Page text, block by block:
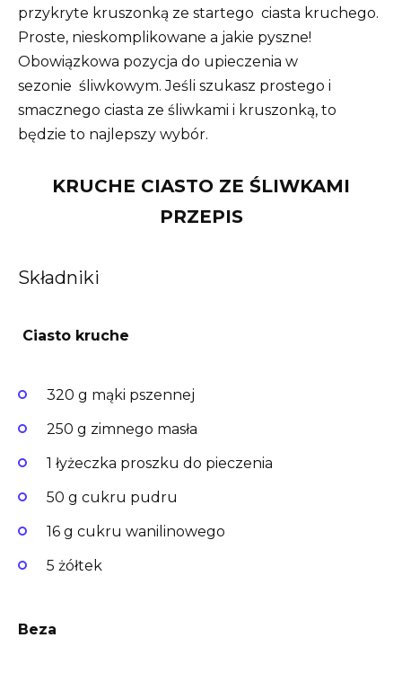
przykryte kruszonką ze startego ciasta kruchego.
Proste, nieskomplikowane a jakie pyszne!
Obowiązkowa pozycja do upieczenia w
sezonie śliwkowym. Jeśli szukasz prostego i
smacznego ciasta ze śliwkami i kruszonką, to
będzie to najlepszy wybór.
KRUCHE CIASTO ZE ŚLIWKAMI
PRZEPIS
Składniki
Ciasto kruche
320 g mąki pszennej
250 g zimnego masła
1 łyżeczka proszku do pieczenia
50 g cukru pudru
16 g cukru wanilinowego
5 żółtek
Beza